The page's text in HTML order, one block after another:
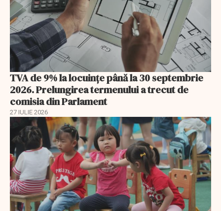
TVA de 9% la locuințe până la 30 septembrie
2026. Prelungirea termenului a trecut de
comisia din Parlament
27 IULIE 2026